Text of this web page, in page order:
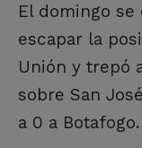
El domingo
escapar la
Unión y trepó
sobre San
a 0 a